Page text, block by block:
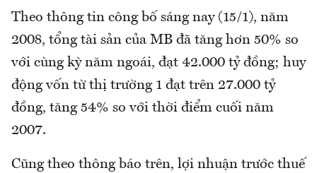
Theo thông tin công bố sáng nay (15/1), năm
2008, tổng tài sản của MB đã tăng hơn 50% so
với cùng kỳ năm ngoái, đạt 42.000 tỷ đồng; huy
động vốn từ thị trường 1 đạt trên 27.000 tỷ
đồng, tăng 54% so với thời điểm cuối năm
2007.
Cũng theo thông báo trên, lợi nhuận trước thuế